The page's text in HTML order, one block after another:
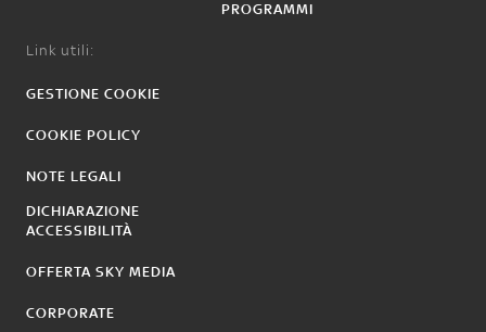
PROGRAMMI
Link utili:
GESTIONE COOKIE
COOKIE POLICY
NOTE LEGALI
DICHIARAZIONE
ACCESSIBILITÀ
OFFERTA SKY MEDIA
CORPORATE